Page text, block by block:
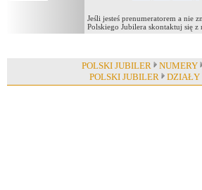
Jeśli jesteś prenumeratorem a nie
Polskiego Jubilera skontaktuj się z
POLSKI JUBILER NUMERY
POLSKI JUBILER
DZIAŁY